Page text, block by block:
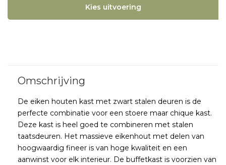
Kies uitvoering
De eiken houten kast met zwart stalen deuren is de
perfecte combinatie voor een stoere maar chique kast.
Deze kast is heel goed te combineren met stalen
taatsdeuren. Het massieve eikenhout met delen van
hoogwaardig fineer is van hoge kwaliteit en een
aanwinst voor elk interieur. De buffetkast is voorzien van